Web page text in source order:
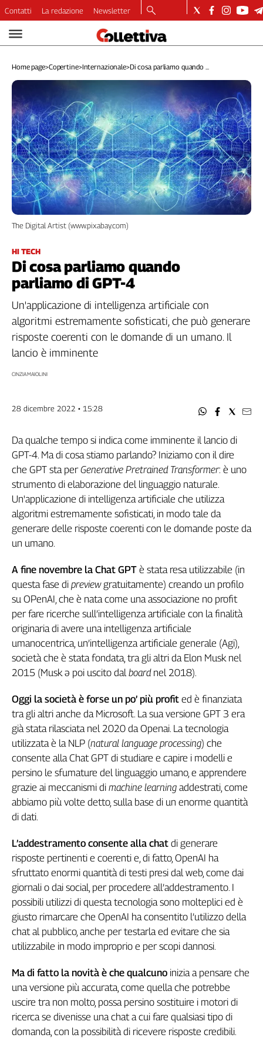
Video
Dirette
Longform
Copertine
Economia
Lavoro
Ambiente
Diritti
Welfare
Italia
Internazionale
Culture
Categorie
Filcams
Filctem
Fillea
Filt
Fiom
Fisac
Flc
Nidil
Spi
Inca
Caaf
Speciali
G8
di
Genova,
sangue
ragione
120
anni
Cgil
Collettiva
Academy
Rubriche
Collettiva
Talk
Collettiva
Girasoli
Il
Sassolino
Economica
Tech
It
Easy
Inserti
Idea
Diffusa
Le
trasmissioni
tv
Work
Contatti La redazione Newsletter
Home page>Copertine>Internazionale>Di cosa parliamo quando ...
HI TECH
Di cosa parliamo quando
parliamo di GPT-4
The Digital Artist (www.pixabay.com)
Un'applicazione di intelligenza artificiale con
algoritmi estremamente sofisticati, che può generare
risposte coerenti con le domande di un umano. Il
lancio è imminente
CINZIA MAIOLINI
28 dicembre 2022 • 15:28
Da qualche tempo si indica come imminente il lancio di
GPT-4. Ma di cosa stiamo parlando? Iniziamo con il dire
che GPT sta perGenerative Pretrained Transformer: è uno
strumento di elaborazione del linguaggio naturale.
Un'applicazione di intelligenza artificiale che utilizza
algoritmi estremamente sofisticati, in modo tale da
generare delle risposte coerenti con le domande poste da
un umano.
A fine novembre la Chat GPT è stata resa utilizzabile (in
questa fase di preview gratuitamente) creando un profilo
su OPenAI, che è nata come una associazione no profit
per fare ricerche sull’intelligenza artificiale con la finalità
originaria di avere una intelligenza artificiale
umanocentrica, un’intelligenza artificiale generale (Agi),
società che è stata fondata, tra gli altri da Elon Musk nel
2015 (Musk ə poi uscito dalboardnel 2018).
Oggi la società è forse un po’ più profit ed è finanziata
tra gli altri anche da Microsoft. La sua versione GPT 3 era
già stata rilasciata nel 2020 da Openai. La tecnologia
utilizzata è la NLP (natural language processing) che
consente alla Chat GPT di studiare e capire i modelli e
persino le sfumature del linguaggio umano, e apprendere
grazie ai meccanismi di machine learning addestrati, come
abbiamo più volte detto, sulla base di un enorme quantità
di dati.
L’addestramento consente alla chat di generare
risposte pertinenti e coerenti e, di fatto, OpenAI ha
sfruttato enormi quantità di testi presi dal web, come dai
giornali o dai social, per procedere all’addestramento. I
possibili utilizzi di questa tecnologia sono molteplici ed è
giusto rimarcare che OpenAI ha consentito l’utilizzo della
chat al pubblico, anche per testarla ed evitare che sia
utilizzabile in modo improprio e per scopi dannosi.
Ma di fatto la novità è che qualcuno inizia a pensare che
una versione più accurata, come quella che potrebbe
uscire tra non molto, possa persino sostituire i motori di
ricerca se divenisse una chat a cui fare qualsiasi tipo di
domanda, con la possibilità di ricevere risposte credibili.